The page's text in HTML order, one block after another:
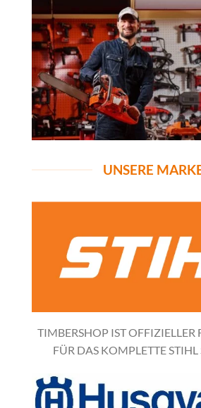
UNSERE
TIMBERSHOP IST OFFIZIELLER
FÜR DAS KOMPLETTE